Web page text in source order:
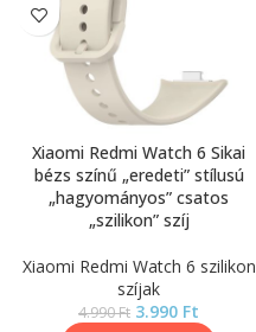
Xiaomi Redmi Watch 6 Sikai
bézs színű „eredeti” stílusú
„hagyományos” csatos
„szilikon” szíj
Xiaomi Redmi Watch 6 szilikon
szíjak
4.990Ft 3.990 Ft